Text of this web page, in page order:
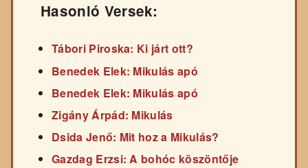
Hasonló Versek:
Tábori Piroska: Ki járt ott?
Benedek Elek: Mikulás apó
Benedek Elek: Mikulás apó
Zigány Árpád: Mikulás
Dsida Jenő: Mit hoz a Mikulás?
Gazdag Erzsi: A bohóc köszöntője